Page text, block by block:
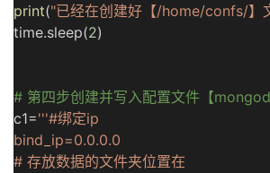
print("已经在创建好【/home/confs/】
time.sleep(2)
# 第四步创建并写入配置文件【
c1='''#绑定ip
bind_ip=0.0.0.0
# 存放数据的文件夹位置在